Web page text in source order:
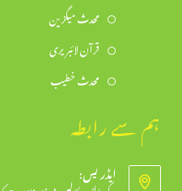
محدث میگزین
قرآن لائبریری
محدث خطیب
ہم سے رابطہ
ایڈریس: